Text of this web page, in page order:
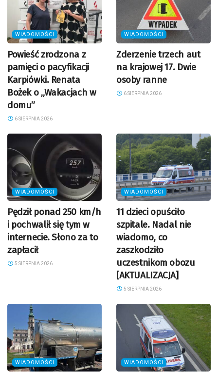
WIADOMOŚCI
Powieść zrodzona z
pamięci o pacyfikacji
Karpiówki. Renata
Bożek o „Wakacjach w
domu”
6 SIERPNIA 2026
WIADOMOŚCI
Zderzenie trzech aut
na krajowej 17. Dwie
osoby ranne
6 SIERPNIA 2026
WIADOMOŚCI
Pędził ponad 250 km/h
i pochwalił się tym w
internecie. Słono za to
zapłacił
5 SIERPNIA 2026
WIADOMOŚCI
11 dzieci opuściło
szpitale. Nadal nie
wiadomo, co
zaszkodziło
uczestnikom obozu
[AKTUALIZACJA]
5 SIERPNIA 2026
WIADOMOŚCI WIADOMOŚCI